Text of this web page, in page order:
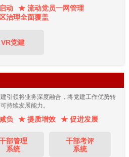
动
★ 流动党员一网管理
治理全面覆盖
VR党建
引领将业务深度融合，将党建工作优势转
持续发展能力。
负 ★ 提质增效 ★ 促进发展
部管理
系统
干部考评
系统